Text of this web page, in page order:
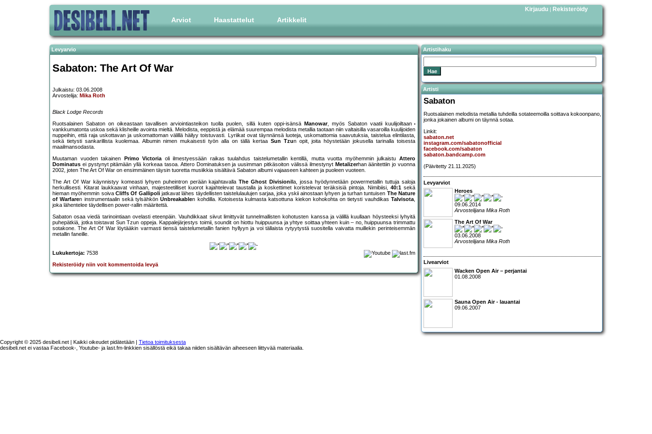
Arviot Haastattelut Artikkelit
Kirjaudu | Rekisteröidy
Levyarvio
Sabaton: The Art Of War
Julkaistu: 03.06.2008
Arvostelija: Mika Roth
Black Lodge Records
Ruotsalainen Sabaton on oikeastaan tavallisen arviointiasteikon tuolla puolen, sillä kuten oppi-isänsä
Manowar, myös Sabaton vaatii kuulijoiltaan
vankkumatonta uskoa sekä klisheille avointa mieltä. Melodista, eeppistä ja elämää suurempaa melodista metallia taotaan niin valtaisilla vasaroilla kuulijoiden
nuppeihin, että raja uskottavan ja uskomattoman välillä häilyy toistuvasti. Lyriikat ovat täynnänsä luoteja, uskomattomia saavutuksia, taistelua elintilasta,
sekä tietysti sankarillista kuolemaa. Albumin nimen mukaisesti työn alla on tällä kertaa Sun Tzun opit, joita höystetään jokusella tarinalla toisesta
maailmansodasta.
Muutaman vuoden takainen
Primo Victoriaoli ilmestyessään raikas tuulahdus taistelumetallin kentillä, mutta vuotta myöhemmin julkaistu Attero
Dominatus ei pystynyt pitämään yllä korkeaa tasoa. Attero Dominatuksen ja uusimman pitkäsoiton välissä ilmestynyt Metalizerhan äänitettiin jo vuonna
2002, joten The Art Of War on ensimmäinen täysin tuoretta musiikkia sisältävä Sabaton albumi vajaaseen kahteen ja puoleen vuoteen.
The Art Of War käynnistyy komeasti lyhyen puheintron perään kajahtavallaThe Ghost Divisionilla, jossa hyödynnetään powermetallin tuttuja saloja
herkullisesti. Kitarat laukkaavat vinhaan, majesteetilliset kuorot kajahtelevat taustalla ja koskettimet koristelevat teräksisiä pintoja. Nimibiisi, 40:1sekä
hieman myöhemmin soiva Cliffs Of Gallipolijatkavat lähes täydellisten taistelulaulujen sarjaa, joka yskii ainostaan lyhyen ja turhan tuntuisen The Nature
of Warfaren instrumentaalin sekä tylsähkönUnbreakablen kohdilla. Kotoisesta kulmasta katsottuna kiekon kohokohta on tietysti vauhdikas Talvisota,
joka lähentelee täydellisen power-rallin määritettä.
Sabaton osaa viedä tarinointiaan ovelasti eteenpäin. Vauhdikkaat siivut limittyvät tunnelmallisten kohotusten kanssa ja välillä kuullaan höysteeksi lyhyitä
puhepätkiä, jotka toistavat Sun Tzun oppeja. Kappalejärjestys toimii, soundit on hiottu huippuunsa ja yhtye soittaa yhteen kuin – no, huippuunsa trimmattu
sotakone. The Art Of War löytääkin varmasti tiensä taistelumetallin fanien hyllyyn ja voi tällaista rytyytystä suositella vaivatta muillekin perinteisemmän
metallin faneille.
Lukukertoja: 7538
Rekisteröidy niin voit kommentoida levyä
Artistihaku
Artisti
Sabaton
Ruotsalainen melodista metallia tuhdeilla sotateemoilla soittava kokoonpano,
jonka jokainen albumi on täynnä sotaa.
Linkit:
sabaton.net
instagram.com/sabatonofficial
facebook.com/sabaton
sabaton.bandcamp.com
(Päivitetty 21.11.2025)
Levyarviot
Heroes
09.06.2014
Arvostelijana Mika Roth
The Art Of War
03.06.2008
Arvostelijana Mika Roth
Livearviot
Wacken Open Air – perjantai
01.08.2008
Sauna Open Air - lauantai
09.06.2007
Copyright © 2025 desibeli.net | Kaikki oikeudet pidätetään | Tietoa toimituksesta
desibeli.net ei vastaa Facebook-, Youtube- ja last.fm-linkkien sisällöstä eikä takaa niiden sisältävän aiheeseen liittyvää materiaalia.